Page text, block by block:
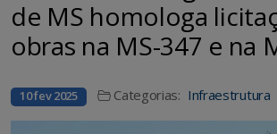
de MS homologa
obras na MS-347 e na
10 fev 2025 Categorias: Infraestrutura